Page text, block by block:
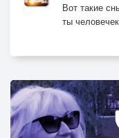
Вот такие
ты